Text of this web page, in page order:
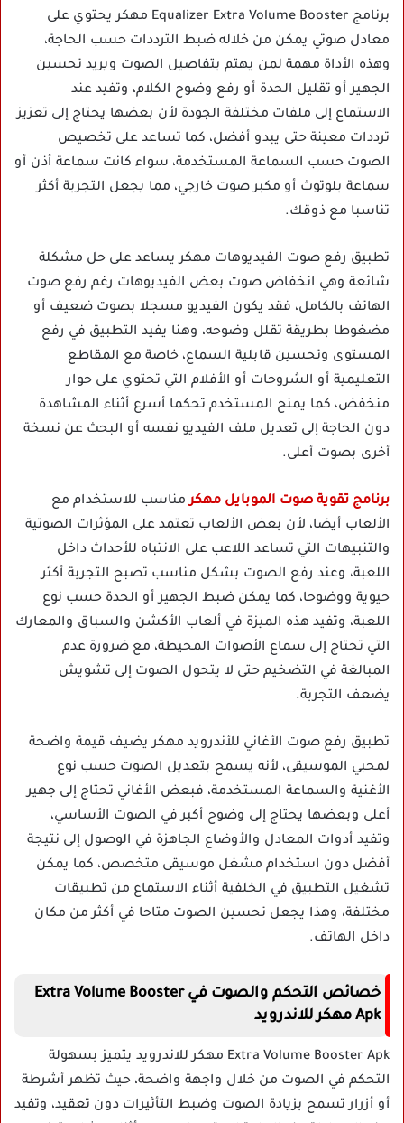
برنامج Equalizer Extra Volume Booster مهكر يحتوي على
معادل صوتي يمكن من خلاله ضبط الترددات حسب الحاجة،
وهذه الأداة مهمة لمن يهتم بتفاصيل الصوت ويريد تحسين
الجهير أو تقليل الحدة أو رفع وضوح الكلام، وتفيد عند
الاستماع إلى ملفات مختلفة الجودة لأن بعضها يحتاج إلى تعزيز
ترددات معينة حتى يبدو أفضل، كما تساعد على تخصيص
الصوت حسب السماعة المستخدمة، سواء كانت سماعة أذن أو
سماعة بلوتوث أو مكبر صوت خارجي، مما يجعل التجربة أكثر
تناسبا مع ذوقك.
تطبيق رفع صوت الفيديوهات مهكر يساعد على حل مشكلة
شائعة وهي انخفاض صوت بعض الفيديوهات رغم رفع صوت
الهاتف بالكامل، فقد يكون الفيديو مسجلا بصوت ضعيف أو
مضغوطا بطريقة تقلل وضوحه، وهنا يفيد التطبيق في رفع
المستوى وتحسين قابلية السماع، خاصة مع المقاطع
التعليمية أو الشروحات أو الأفلام التي تحتوي على حوار
منخفض، كما يمنح المستخدم تحكما أسرع أثناء المشاهدة
دون الحاجة إلى تعديل ملف الفيديو نفسه أو البحث عن نسخة
أخرى بصوت أعلى.
برنامج تقوية صوت الموبايل مهكرمناسب للاستخدام مع
الألعاب أيضا، لأن بعض الألعاب تعتمد على المؤثرات الصوتية
والتنبيهات التي تساعد اللاعب على الانتباه للأحداث داخل
اللعبة، وعند رفع الصوت بشكل مناسب تصبح التجربة أكثر
حيوية ووضوحا، كما يمكن ضبط الجهير أو الحدة حسب نوع
اللعبة، وتفيد هذه الميزة في ألعاب الأكشن والسباق والمعارك
التي تحتاج إلى سماع الأصوات المحيطة، مع ضرورة عدم
المبالغة في التضخيم حتى لا يتحول الصوت إلى تشويش
يضعف التجربة.
تطبيق رفع صوت الأغاني للأندرويد مهكر يضيف قيمة واضحة
لمحبي الموسيقى، لأنه يسمح بتعديل الصوت حسب نوع
الأغنية والسماعة المستخدمة، فبعض الأغاني تحتاج إلى جهير
أعلى وبعضها يحتاج إلى وضوح أكبر في الصوت الأساسي،
وتفيد أدوات المعادل والأوضاع الجاهزة في الوصول إلى نتيجة
أفضل دون استخدام مشغل موسيقى متخصص، كما يمكن
تشغيل التطبيق في الخلفية أثناء الاستماع من تطبيقات
مختلفة، وهذا يجعل تحسين الصوت متاحا في أكثر من مكان
داخل الهاتف.
خصائص التحكم والصوت في Extra Volume Booster
Apk مهكر للاندرويد
Extra Volume Booster Apk مهكر للاندرويد يتميز بسهولة
التحكم في الصوت من خلال واجهة واضحة، حيث تظهر أشرطة
أو أزرار تسمح بزيادة الصوت وضبط التأثيرات دون تعقيد، وتفيد